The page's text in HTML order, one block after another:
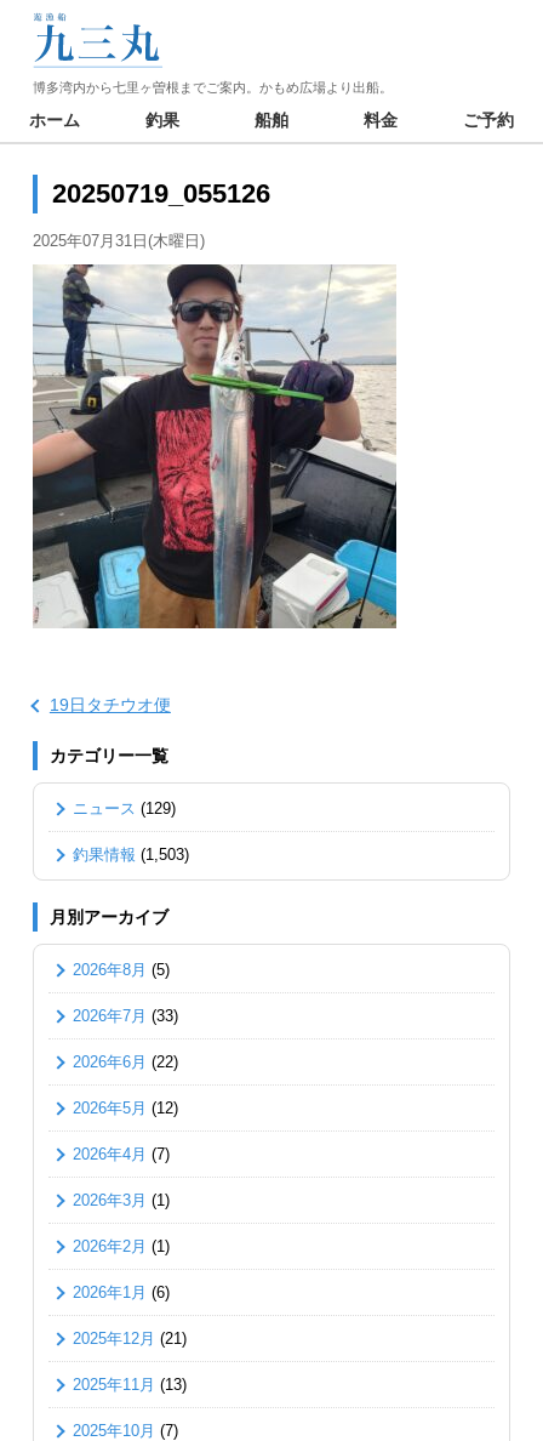
博多湾内から七里ヶ曽根までご案内。かもめ広場より出船。
ホーム 釣果 船舶 料金 ご予約
20250719_055126
2025年07月31日(木曜日)
19日タチウオ便
カテゴリー一覧
ニュース (129)
釣果情報 (1,503)
月別アーカイブ
2026年8月 (5)
2026年7月 (33)
2026年6月 (22)
2026年5月 (12)
2026年4月 (7)
2026年3月 (1)
2026年2月 (1)
2026年1月 (6)
2025年12月 (21)
2025年11月 (13)
2025年10月 (7)